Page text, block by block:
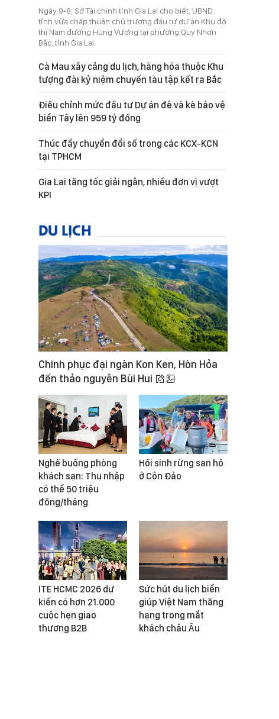
Ngày 9-8, Sở Tài chính tỉnh Gia Lai cho biết, UBND
tỉnh vừa chấp thuận chủ trương đầu tư dự án Khu đô
thị Nam đường Hùng Vương tại phường Quy Nhơn
Bắc, tỉnh Gia Lai.
Cà Mau xây cảng du lịch, hàng hóa thuộc Khu
tượng đài kỷ niệm chuyến tàu tập kết ra Bắc
Điều chỉnh mức đầu tư Dự án đê và kè bảo vệ
biển Tây lên 959 tỷ đồng
Thúc đẩy chuyển đổi số trong các KCX-KCN
tại TPHCM
Gia Lai tăng tốc giải ngân, nhiều đơn vị vượt
KPI
DU LỊCH
Chinh phục đại ngàn Kon Ken, Hòn Hỏa
đến thảo nguyên Bùi Hui
Nghề buồng phòng
khách sạn: Thu nhập
có thể 50 triệu
đồng/tháng
Hồi sinh rừng san hô
ở Côn Đảo
ITE HCMC 2026 dự
kiến có hơn 21.000
cuộc hẹn giao
thương B2B
Sức hút du lịch biển
giúp Việt Nam thăng
hạng trong mắt
khách châu Âu